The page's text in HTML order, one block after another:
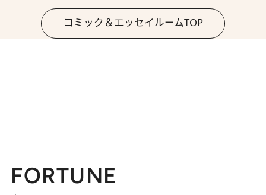
コミック＆エッセイルームTOP
FORTUNE